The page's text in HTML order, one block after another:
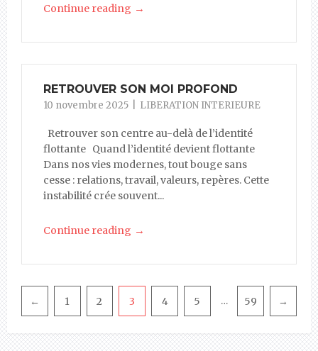
Continue reading →
RETROUVER SON MOI PROFOND
10 novembre 2025 LIBERATION INTERIEURE
Retrouver son centre au-delà de l’identité
flottante Quand l’identité devient flottante
Dans nos vies modernes, tout bouge sans
cesse : relations, travail, valeurs, repères. Cette
instabilité crée souvent...
Continue reading →
Pagination
← 1 2 3 4 5 … 59 →